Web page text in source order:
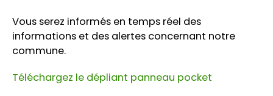
Vous serez informés en temps réel des
informations et des alertes concernant notre
commune.
Téléchargez le dépliant panneau pocket